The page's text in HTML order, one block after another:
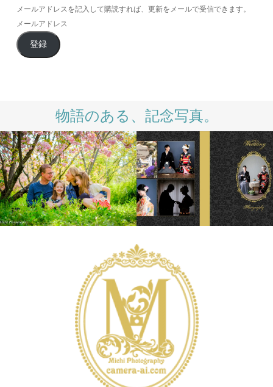
メールアドレスを記入して購読すれば、更新をメールで受信できます。
メ
ー
ル
登録
物語のある、記念写真。
WEDDING
WEDDING DAY
WEDDING